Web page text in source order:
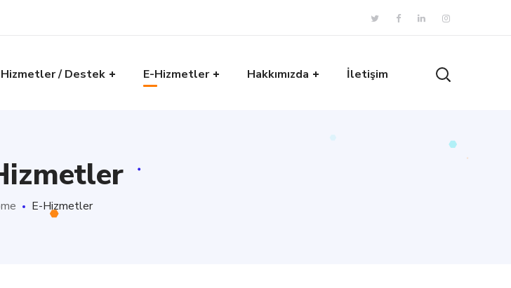
Hizmetler / Destek E-Hizmetler Hakkımızda İletişim
E-Hizmetler